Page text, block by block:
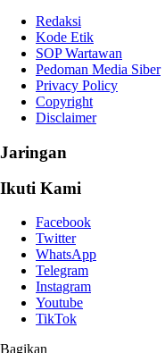
Redaksi
Kode Etik
SOP Wartawan
Pedoman Media Siber
Privacy Policy
Copyright
Disclaimer
Jaringan
Ikuti Kami
Facebook
Twitter
WhatsApp
Telegram
Instagram
Youtube
TikTok
Bagikan